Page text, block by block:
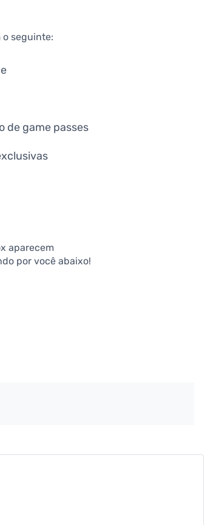
o seguinte:
de game passes
aparecem
por você abaixo!